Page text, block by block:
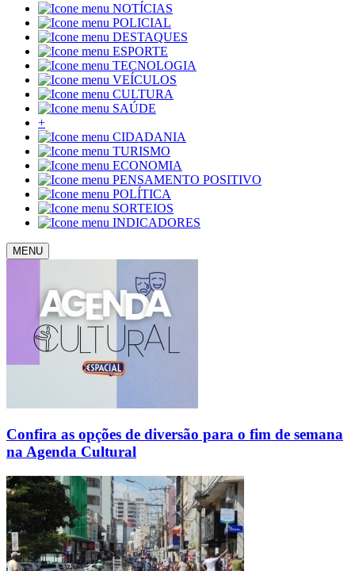
NOTÍCIAS
POLICIAL
DESTAQUES
ESPORTE
TECNOLOGIA
VEÍCULOS
CULTURA
SAÚDE
+
CIDADANIA
TURISMO
ECONOMIA
PENSAMENTO POSITIVO
POLÍTICA
SORTEIOS
INDICADORES
MENU
Confira as opções de diversão para o fim de semana
na Agenda Cultural